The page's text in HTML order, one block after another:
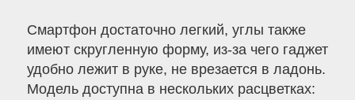
Смартфон достаточно легкий, углы также
имеют скругленную форму, из-за чего гаджет
удобно лежит в руке, не врезается в ладонь.
Модель доступна в нескольких расцветках: